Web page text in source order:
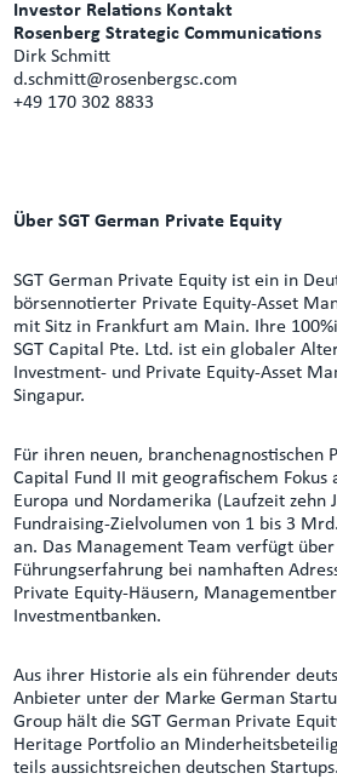
Investor Relations Kontakt
Rosenberg Strategic Communications
Dirk Schmitt
d.schmitt@rosenbergsc.com
+49 170 302 8833
Über SGT German Private Equity
SGT German Private Equity ist ein in
börsennotierter Private Equity-Asset
mit Sitz in Frankfurt am Main. Ihre
SGT Capital Pte. Ltd. ist ein globaler
Investment- und Private Equity-Asset
Singapur.
Für ihren neuen, branchenagnostischen
Capital Fund II mit geografischem Fokus
Europa und Nordamerika (Laufzeit zehn
Fundraising-Zielvolumen von 1 bis 3
an. Das Management Team verfügt
Führungserfahrung bei namhaften
Private Equity-Häusern,
Investmentbanken.
Aus ihrer Historie als ein führender
Anbieter unter der Marke German
Group hält die SGT German Private
Heritage Portfolio an
teils aussichtsreichen deutschen Startups.